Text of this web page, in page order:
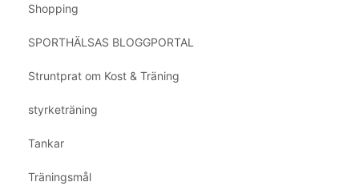
Shopping
SPORTHÄLSAS BLOGGPORTAL
Struntprat om Kost & Träning
styrketräning
Tankar
Träningsmål